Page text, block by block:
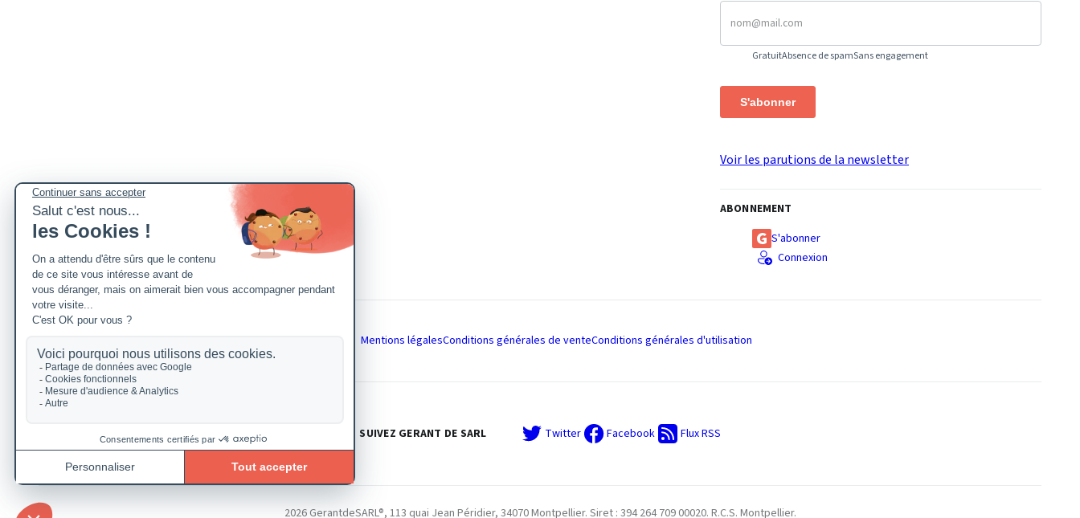
GratuitAbsence de spamSans engagement
S'abonner
Voir les parutions de la newsletter
ABONNEMENT
S'abonner
Connexion
Mentions légalesConditions générales de venteConditions générales d'utilisation
SUIVEZ GERANT DE SARL Twitter Facebook Flux RSS
2026 GerantdeSARL®, 113 quai Jean Péridier, 34070 Montpellier. Siret : 394 264 709 00020. R.C.S. Montpellier.